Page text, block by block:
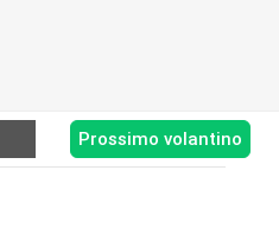
Prossimo volantino